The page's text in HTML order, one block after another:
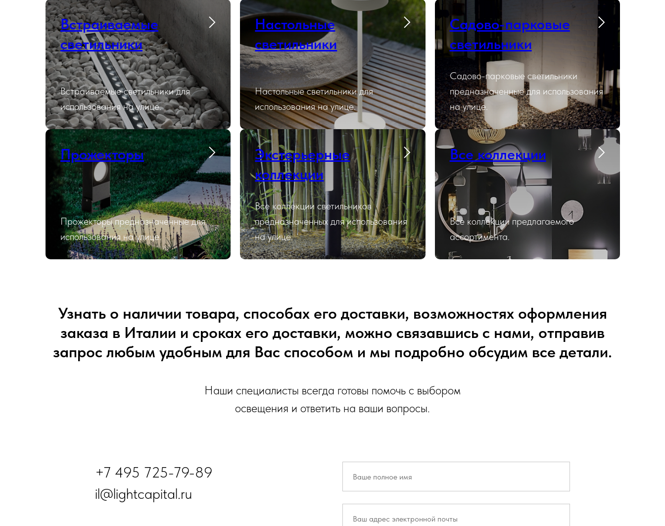
Встраиваемые
светильники
Встраиваемые светильники для
использования на улице.
Настольные
светильники
Настольные светильники для
использования на улице.
Садово-парковые
светильники
Садово-парковые светильники
предназначенные для использования
на улице.
Прожекторы
Прожекторы предназначенные для
использования на улице.
Экстерьерные
коллекции
Все коллекции светильников
предназначенных для использования
на улице.
Все коллекции
Все коллекции предлагаемого
ассортимента.
Узнать о наличии товара, способах его доставки, возможностях оформления
заказа в Италии и сроках его доставки, можно связавшись с нами, отправив
запрос любым удобным для Вас способом и мы подробно обсудим все детали.
Наши специалисты всегда готовы помочь с выбором
освещения и ответить на ваши вопросы.
+7 495 725-79-89
il@lightcapital.ru